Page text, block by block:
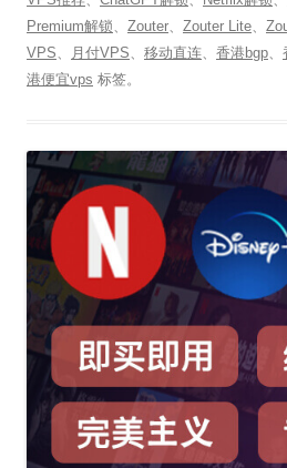
Premium解锁
Zouter Zouter Lite
VPS
月付VPS 移动直连 香港bgp
港便宜vps 标签。